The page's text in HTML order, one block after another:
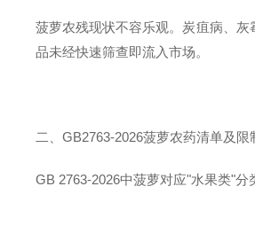
菠萝农残现状不容乐观。炭疽病、
品未经快速筛查即流入市场。
二、GB2763-2026菠萝农药清单及限
GB 2763-2026中菠萝对应"水果类"分